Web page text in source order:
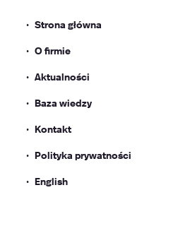
Strona główna
O firmie
Aktualności
Baza wiedzy
Kontakt
Polityka prywatności
English